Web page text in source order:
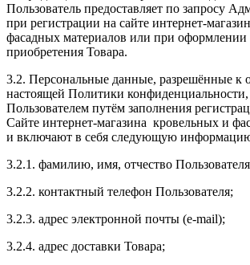
Пользователь предоставляет по запросу
при регистрации на сайте интернет-
фасадных материалов или при оформлении
приобретения Товара.
3.2. Персональные данные, разрешённые к
настоящей Политики конфиденциальности,
Пользователем путём заполнения
Сайте интернет-магазина кровельных и
и включают в себя следующую
3.2.1. фамилию, имя, отчество
3.2.2. контактный телефон Пользователя;
3.2.3. адрес электронной почты (e-mail);
3.2.4. адрес доставки Товара;